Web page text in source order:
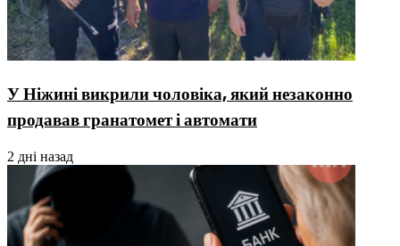
У Ніжині викрили чоловіка, який незаконно
продавав гранатомет і автомати
2 дні назад